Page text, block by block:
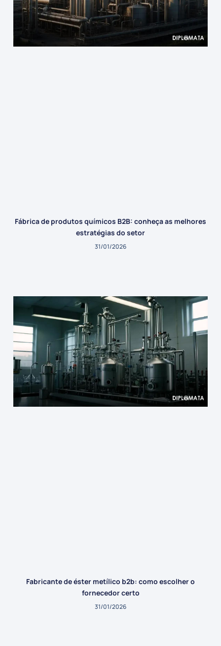
Fábrica de produtos químicos B2B: conheça as melhores
estratégias do setor
31/01/2026
Fabricante de éster metílico b2b: como escolher o
fornecedor certo
31/01/2026